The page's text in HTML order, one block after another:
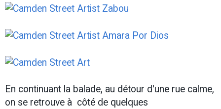
En continuant la balade, au détour d'une rue calme,
on se retrouve à côté de quelques